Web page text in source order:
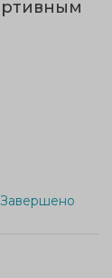
Завершено